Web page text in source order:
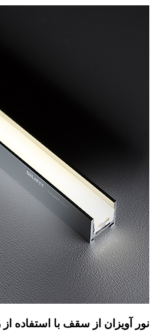
نور آویزان از سقف با استفاده